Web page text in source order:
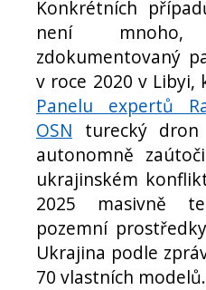
Konkrétních
není
zdokumentovaný
v roce 2020 v Libyi,
Panelu expertů
OSN turecký dron
autonomně
ukrajinském
2025 masivně
pozemní
Ukrajina podle
70 vlastních modelů.